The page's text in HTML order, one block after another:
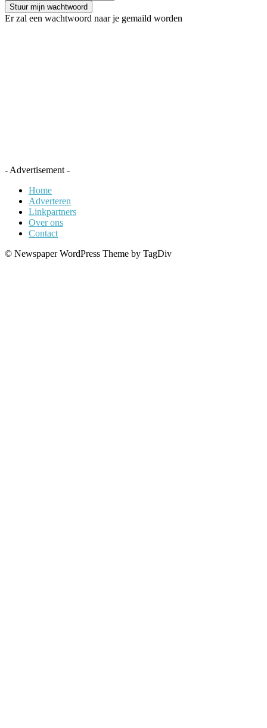
Er zal een wachtwoord naar je gemaild worden
- Advertisement -
Home
Adverteren
Linkpartners
Over ons
Contact
© Newspaper WordPress Theme by TagDiv